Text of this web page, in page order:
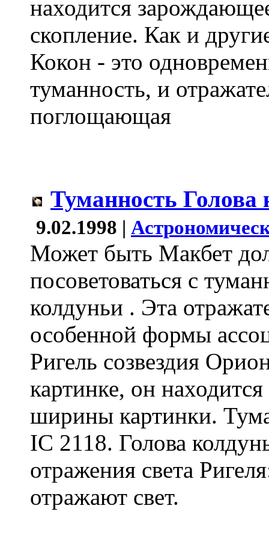
находится
скопление. Как и
Кокон - это
туманность, и
поглощающая
Туманность Голова
9.02.1998 |
Может быть Макбет
посоветоваться с
колдуньи . Эта
особенной формы
Ригель созвездия
картинке, он
ширины картинки.
IC 2118. Голова
отражения света
отражают свет.